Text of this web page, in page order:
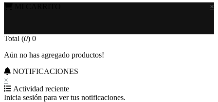
×
Total (0) 0
Aún no has agregado productos!
NOTIFICACIONES
×
Actividad reciente
Inicia sesión para ver tus notificaciones.